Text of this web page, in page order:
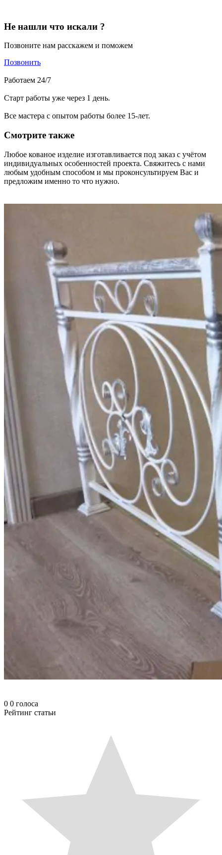
Не нашли что искали ?
Позвоните нам расскажем и поможем
Позвонить
Работаем 24/7
Старт работы уже через 1 день.
Все мастера с опытом работы более 15-лет.
Смотрите также
Любое кованое изделие изготавливается под заказ с учётом
индивидуальных особенностей проекта. Свяжитесь с нами
любым удобным способом и мы проконсультируем Вас и
предложим именно то что нужно.
0 0 голоса
Рейтинг статьи